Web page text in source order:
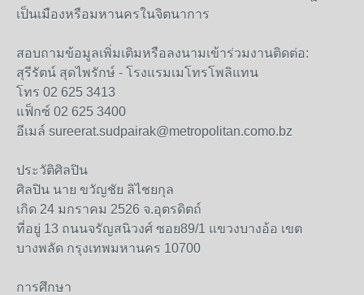
เป็นเมืองหรือมหานครในจิตนาการ
สอบถามข้อมูลเพิ่มเติมหรือลงนามเข้าร่วมงานติดต่อ:
สุรีรัตน์ สุดไพรักษ์ - โรงแรมเมโทรโพลิแทน
โทร 02 625 3413
แฟ็กซ์ 02 625 3400
อีเมล์ sureerat.sudpairak@metropolitan.como.bz
ประวัติศิลปิน
ศิลปิน นาย ขวัญชัย ลิไชยกุล
เกิด 24 มกราคม 2526 จ.อุตรดิตถ์
ที่อยู่ 13 ถนนจรัญสนิวงศ์ ซอย89/1 แขวงบางอ้อ เขต
บางพลัด กรุงเทพมหานคร 10700
การศึกษา